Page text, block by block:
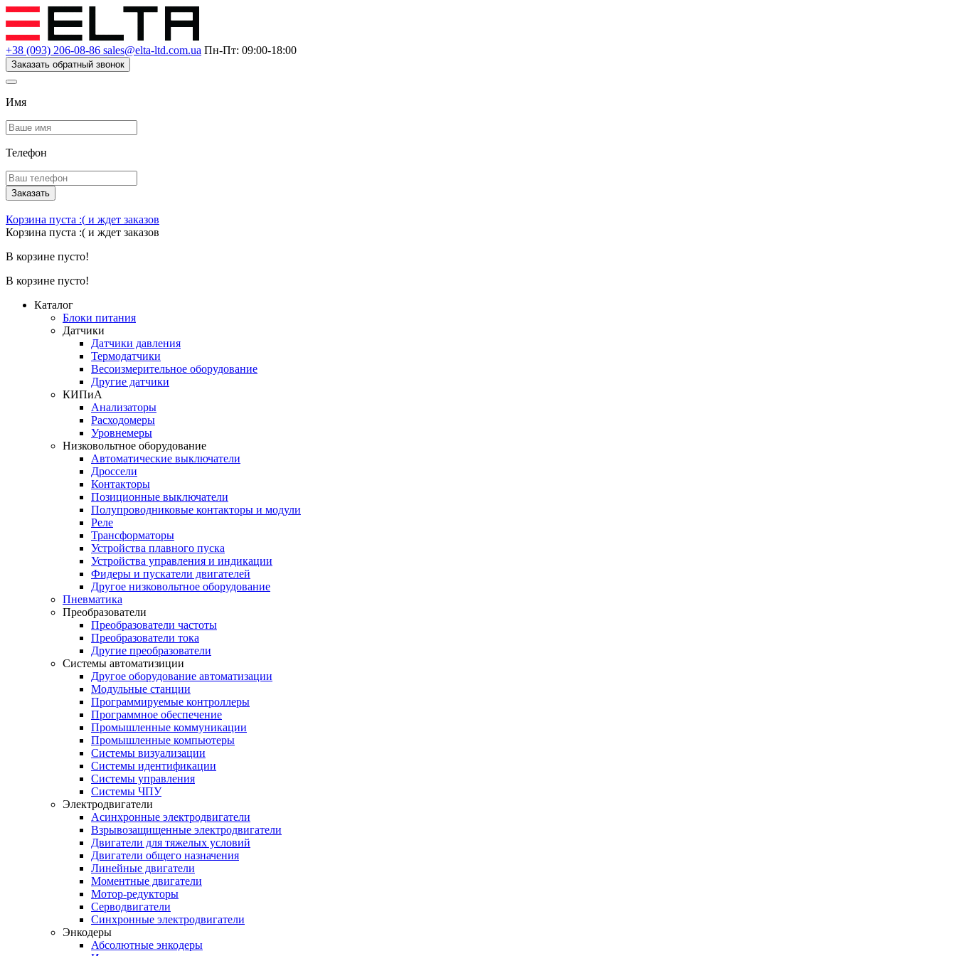
+38 (093) 206-08-86 sales@elta-ltd.com.ua Пн-Пт: 09:00-18:00
Заказать обратный звонок
Имя
Телефон
Заказать
Корзина пуста :( и ждет заказов
Корзина пуста :( и ждет заказов
В корзине пусто!
В корзине пусто!
Каталог
Блоки питания
Датчики
Датчики давления
Термодатчики
Весоизмерительное оборудование
Другие датчики
КИПиА
Анализаторы
Расходомеры
Уровнемеры
Низковольтное оборудование
Автоматические выключатели
Дроссели
Контакторы
Позиционные выключатели
Полупроводниковые контакторы и модули
Реле
Трансформаторы
Устройства плавного пуска
Устройства управления и индикации
Фидеры и пускатели двигателей
Другое низковольтное оборудование
Пневматика
Преобразователи
Преобразователи частоты
Преобразователи тока
Другие преобразователи
Системы автоматизиции
Другое оборудование автоматизации
Модульные станции
Программируемые контроллеры
Программное обеспечение
Промышленные коммуникации
Промышленные компьютеры
Системы визуализации
Системы идентификации
Системы управления
Системы ЧПУ
Электродвигатели
Асинхронные электродвигатели
Взрывозащищенные электродвигатели
Двигатели для тяжелых условий
Двигатели общего назначения
Линейные двигатели
Моментные двигатели
Мотор-редукторы
Серводвигатели
Синхронные электродвигатели
Энкодеры
Абсолютные энкодеры